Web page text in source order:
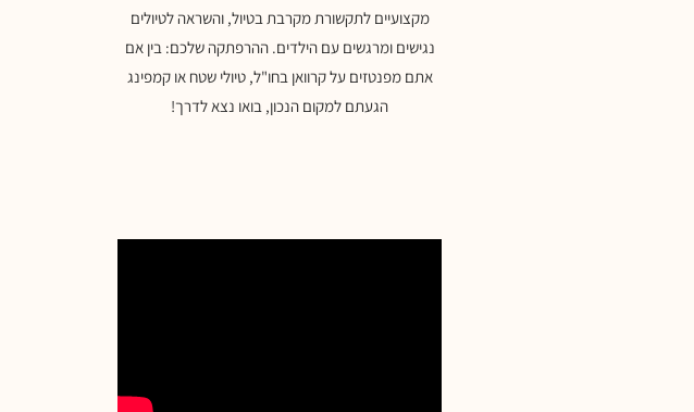
מקצועיים לתקשורת מקרבת בטיול, והשראה לטיולים
נגישים ומרגשים עם הילדים. ההרפתקה שלכם: בין אם
אתם מפנטזים על קרוואן בחו"ל, טיולי שטח או קמפינג
הגעתם למקום הנכון, בואו נצא לדרך!